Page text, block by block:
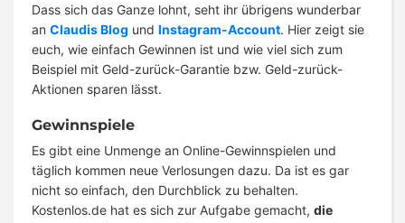
Dass sich das Ganze lohnt, seht ihr übrigens wunderbar
an Claudis Blog und Instagram-Account. Hier zeigt sie
euch, wie einfach Gewinnen ist und wie viel sich zum
Beispiel mit Geld-zurück-Garantie bzw. Geld-zurück-
Aktionen sparen lässt.
Gewinnspiele
Es gibt eine Unmenge an Online-Gewinnspielen und
täglich kommen neue Verlosungen dazu. Da ist es gar
nicht so einfach, den Durchblick zu behalten.
Kostenlos.de hat es sich zur Aufgabe gemacht, die